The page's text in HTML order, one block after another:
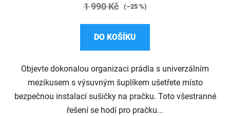
1 990 Kč (–25 %)
DO KOŠÍKU
Objevte dokonalou organizaci prádla s univerzálním
mezikusem s výsuvným šuplíkem ušetřete místo
bezpečnou instalací sušičky na pračku. Toto všestranné
řešení se hodí pro pračku...